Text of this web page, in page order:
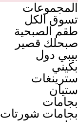
المجموعات
تسوق الكل
طقم الصبحية
صبحلك قصير
بيبي دول
بكيني
سترينغات
ستيان
بجامات
بجامات شورتات